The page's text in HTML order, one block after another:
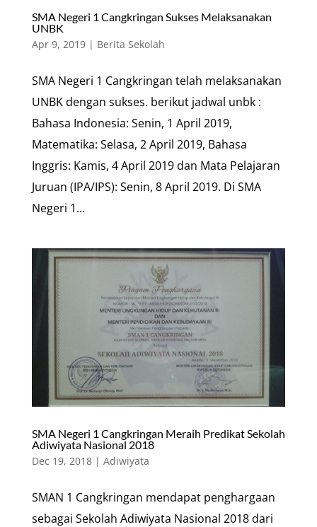
SMA Negeri 1 Cangkringan Sukses Melaksanakan
UNBK
Apr 9, 2019| Berita Sekolah
SMA Negeri 1 Cangkringan telah melaksanakan
UNBK dengan sukses. berikut jadwal unbk :
Bahasa Indonesia: Senin, 1 April 2019,
Matematika: Selasa, 2 April 2019, Bahasa
Inggris: Kamis, 4 April 2019 dan Mata Pelajaran
Juruan (IPA/IPS): Senin, 8 April 2019. Di SMA
Negeri 1...
SMA Negeri 1 Cangkringan Meraih Predikat Sekolah
Adiwiyata Nasional 2018
Dec 19, 2018| Adiwiyata
SMAN 1 Cangkringan mendapat penghargaan
sebagai Sekolah Adiwiyata Nasional 2018 dari